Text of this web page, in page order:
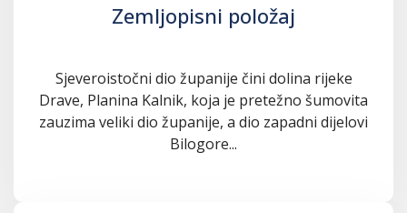
Zemljopisni položaj
Sjeveroistočni dio županije čini dolina rijeke
Drave, Planina Kalnik, koja je pretežno šumovita
zauzima veliki dio županije, a dio zapadni dijelovi
Bilogore...